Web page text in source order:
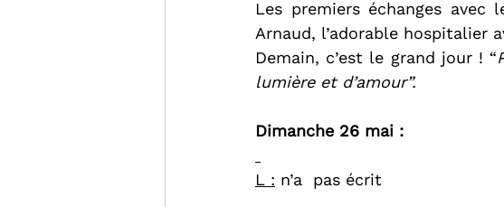
Les premiers échanges
Arnaud, l’adorable hospitalier
Demain, c’est le grand jour ! “
lumière et d’amour”.
Dimanche 26 mai :
L : n’a  pas écrit